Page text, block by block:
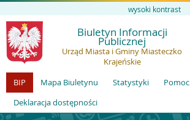
wysoki kontrast
Biuletyn Informacji
Publicznej
Urząd Miasta i Gminy Miasteczko
Krajeńskie
BIP
Mapa Biuletynu Statystyki
Pomoc
Deklaracja dostępności